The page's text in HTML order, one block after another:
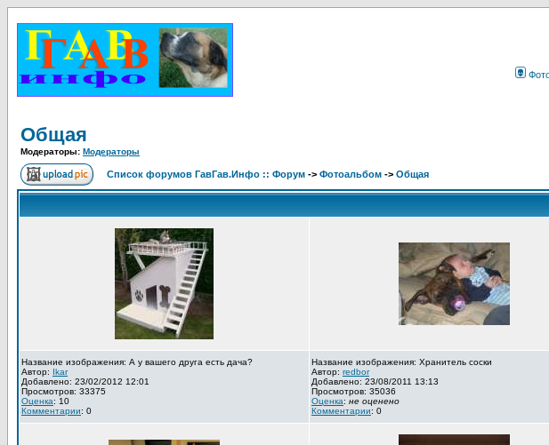
Общая
Модераторы: Модераторы
Список форумов ГавГав.Инфо :: Форум -> Фотоальбом -> Общая
Название изображения: А у вашего друга есть дача?
Автор: Ikar
Добавлено: 23/02/2012 12:01
Просмотров: 33375
Оценка: 10
Комментарии: 0
Название изображения: Хранитель соски
Автор: redbor
Добавлено: 23/08/2011 13:13
Просмотров: 35036
Оценка: не оценено
Комментарии: 0